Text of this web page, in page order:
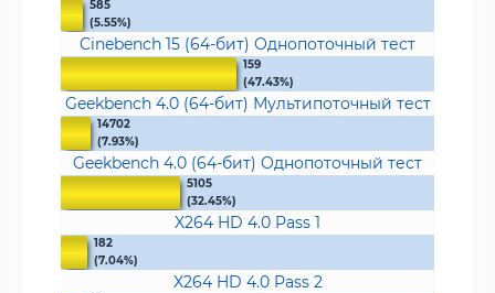
585
(5.55%)
Cinebench 15 (64-бит) Однопоточный тест
159
(47.43%)
Geekbench 4.0 (64-бит) Мультипоточный тест
14702
(7.93%)
Geekbench 4.0 (64-бит) Однопоточный тест
5105
(32.45%)
X264 HD 4.0 Pass 1
182
(7.04%)
X264 HD 4.0 Pass 2